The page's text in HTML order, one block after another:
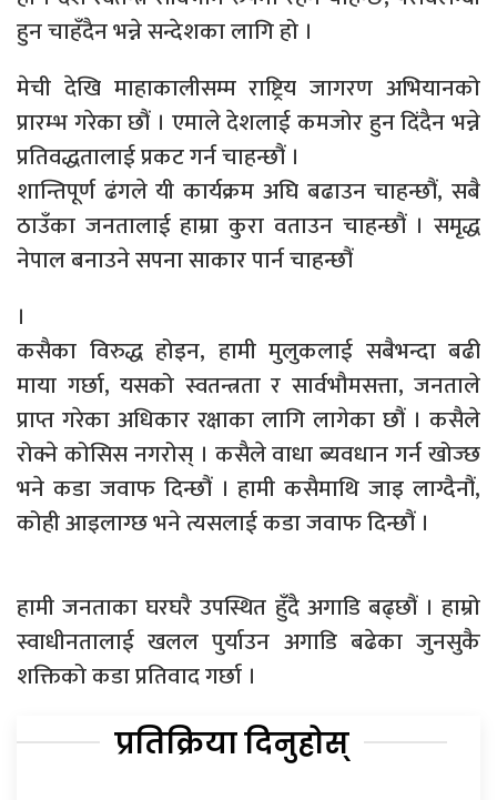
हुन चाहँदैन भन्ने सन्देशका लागि हो ।
मेची देखि माहाकालीसम्म राष्ट्रिय जागरण अभियानको
प्रारम्भ गरेका छौं । एमाले देशलाई कमजोर हुन दिंदैन भन्ने
प्रतिवद्धतालाई प्रकट गर्न चाहन्छौं ।
शान्तिपूर्ण ढंगले यी कार्यक्रम अघि बढाउन चाहन्छौं, सबै
ठाउँका जनतालाई हाम्रा कुरा वताउन चाहन्छौं । समृद्ध
नेपाल बनाउने सपना साकार पार्न चाहन्छौं
।
कसैका विरुद्ध होइन, हामी मुलुकलाई सबैभन्दा बढी
माया गर्छा, यसको स्वतन्त्रता र सार्वभौमसत्ता, जनताले
प्राप्त गरेका अधिकार रक्षाका लागि लागेका छौं । कसैले
रोक्ने कोसिस नगरोस् । कसैले वाधा ब्यवधान गर्न खोज्छ
भने कडा जवाफ दिन्छौं । हामी कसैमाथि जाइ लाग्दैनौं,
कोही आइलाग्छ भने त्यसलाई कडा जवाफ दिन्छौं ।
हामी जनताका घरघरै उपस्थित हुँदै अगाडि बढ्छौं । हाम्रो
स्वाधीनतालाई खलल पुर्याउन अगाडि बढेका जुनसुकै
शक्तिको कडा प्रतिवाद गर्छा ।
प्रतिक्रिया दिनुहोस्